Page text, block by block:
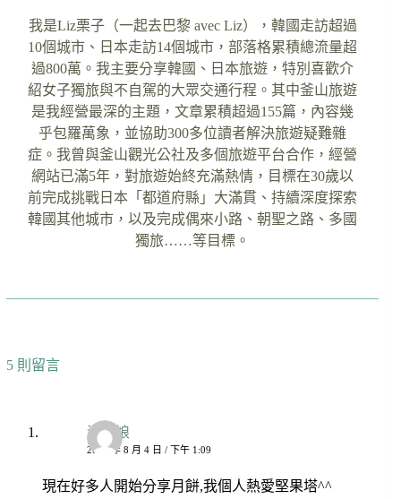
我是Liz栗子（一起去巴黎 avec Liz），韓國走訪超過
10個城市、日本走訪14個城市，部落格累積總流量超
過800萬。我主要分享韓國、日本旅遊，特別喜歡介
紹女子獨旅與不自駕的大眾交通行程。其中釜山旅遊
是我經營最深的主題，文章累積超過155篇，內容幾
乎包羅萬象，並協助300多位讀者解決旅遊疑難雜
症。我曾與釜山觀光公社及多個旅遊平台合作，經營
網站已滿5年，對旅遊始終充滿熱情，目標在30歲以
前完成挑戰日本「都道府縣」大滿貫、持續深度探索
韓國其他城市，以及完成偶來小路、朝聖之路、多國
獨旅……等目標。
5 則留言
湘娘娘
2022 年 8 月 4 日 / 下午 1:09
現在好多人開始分享月餅,我個人熱愛堅果塔^^